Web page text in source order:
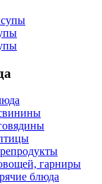
гарниры
блюда